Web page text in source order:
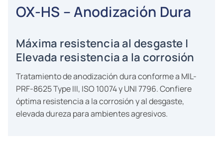
OX-HS – Anodización Dura
Máxima resistencia al desgaste |
Elevada resistencia a la corrosión
Tratamiento de anodización dura conforme a MIL-
PRF-8625 Type III, ISO 10074 y UNI 7796. Confiere
óptima resistencia a la corrosión y al desgaste,
elevada dureza para ambientes agresivos.